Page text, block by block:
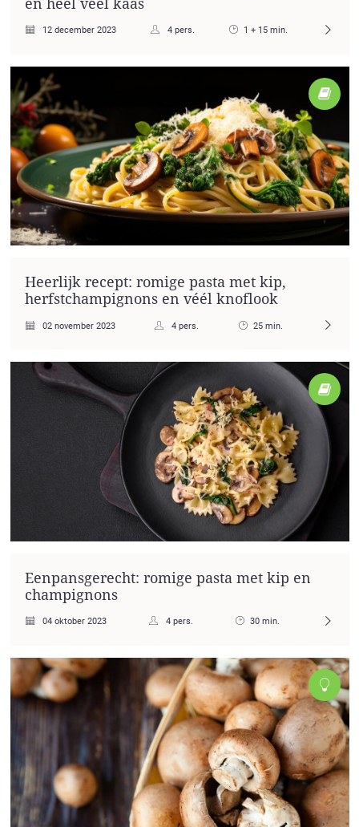
12 december 2023 4 pers. 1 + 15 min.
Heerlijk recept: romige pasta met kip,
herfstchampignons en véél knoflook
02 november 2023 4 pers. 25 min.
Eenpansgerecht: romige pasta met kip en
champignons
04 oktober 2023 4 pers. 30 min.